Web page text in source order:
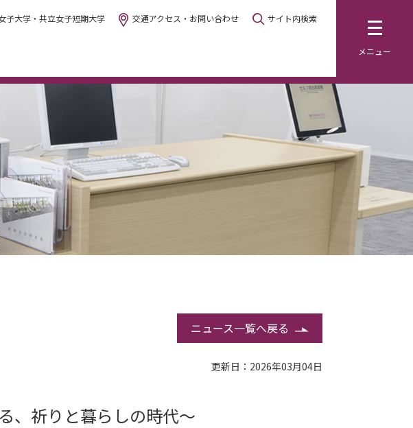
メニュー
サイト内検索
子大学・共立女子短期大学 交通アクセス・お問い合わせ
ニュース一覧へ戻る
更新日：2026年03月04日
、祈りと暮らしの時代〜